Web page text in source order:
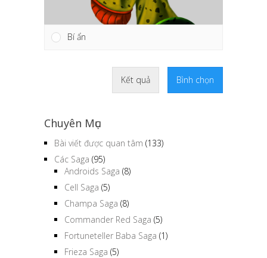
Bí ẩn
Kết quả Bình chọn
Chuyên Mục
Bài viết được quan tâm (133)
Các Saga (95)
Androids Saga (8)
Cell Saga (5)
Champa Saga (8)
Commander Red Saga (5)
Fortuneteller Baba Saga (1)
Frieza Saga (5)